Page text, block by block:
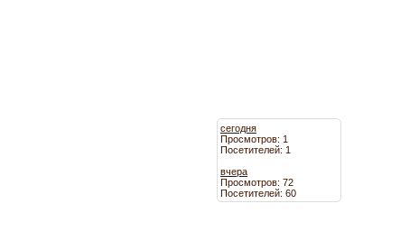
сегодня
Просмотров: 1
Посетителей: 1
вчера
Просмотров: 72
Посетителей: 60